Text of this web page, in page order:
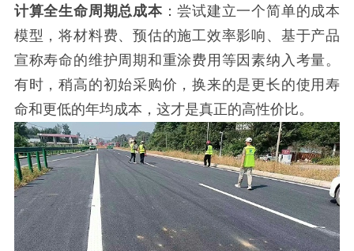
计算全生命周期总成本：尝试建立一个简单的成本
模型，将材料费、预估的施工效率影响、基于产品
宣称寿命的维护周期和重涂费用等因素纳入考量。
有时，稍高的初始采购价，换来的是更长的使用寿
命和更低的年均成本，这才是真正的高性价比。